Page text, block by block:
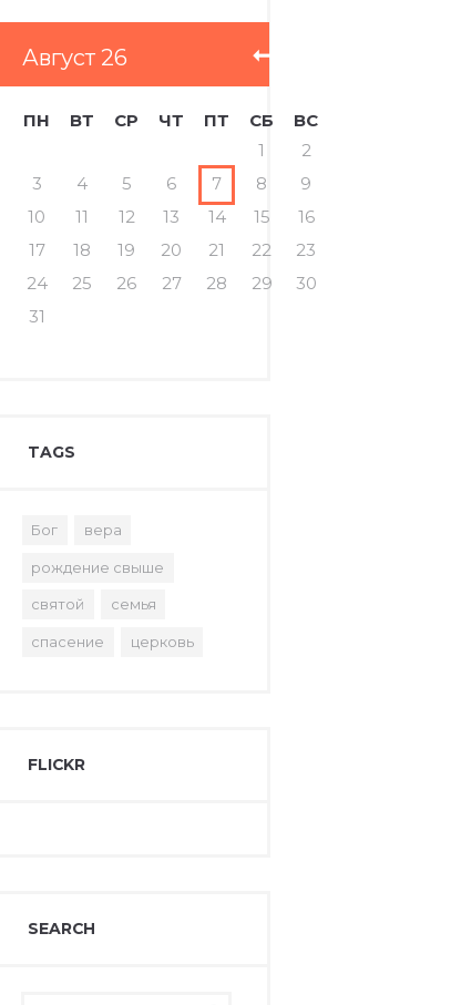
Август 26
ПН ВТ СР ЧТ ПТ СБ
ВС
1
2
3
4 5 6 7 8
9
10
11 12 13 14 15
16
17
18 19 20 21 22
23
24
25 26 27 28 29
30
31
TAGS
Бог вера
рождение свыше
святой семья
спасение церковь
FLICKR
SEARCH